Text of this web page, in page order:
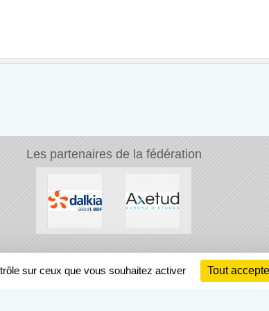
Les partenaires de la fédération
sur ceux que vous souhaitez activer Tout